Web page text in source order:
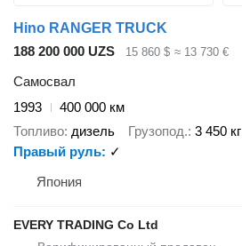
Hino RANGER TRUCK
188 200 000 UZS
15 860 $ ≈ 13 730 €
Самосвал
1993
400 000 км
Топливо дизель Грузопод. 3 450 кг
Правый руль
✓
Япония
EVERY TRADING Co Ltd